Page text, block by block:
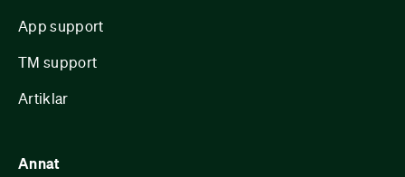
App support
TM support
Artiklar
Annat